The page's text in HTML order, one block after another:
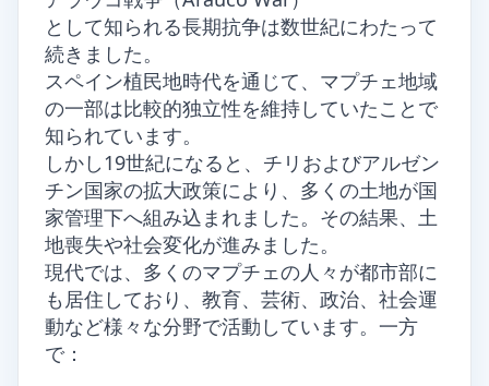
として知られる長期抗争は数世紀にわたって
続きました。
スペイン植民地時代を通じて、マプチェ地域
の一部は比較的独立性を維持していたことで
知られています。
しかし19世紀になると、チリおよびアルゼン
チン国家の拡大政策により、多くの土地が国
家管理下へ組み込まれました。その結果、土
地喪失や社会変化が進みました。
現代では、多くのマプチェの人々が都市部に
も居住しており、教育、芸術、政治、社会運
動など様々な分野で活動しています。一方
で：